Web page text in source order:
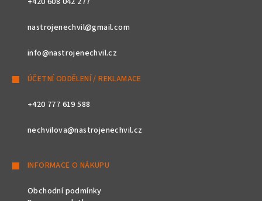
nastrojenechvil@gmail.com
info@nastrojenechvil.cz
ÚČETNÍ ODDĚLENÍ / REKLAMACE
+420 777 619 588
nechvilova@nastrojenechvil.cz
INFORMACE O NÁKUPU
Obchodní podmínky